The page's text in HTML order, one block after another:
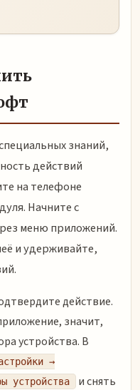
знаний,
действий
на телефоне
Начните с
меню приложений.
и удерживайте,
действие.
значит,
устройства. В
→
устройства
и снять